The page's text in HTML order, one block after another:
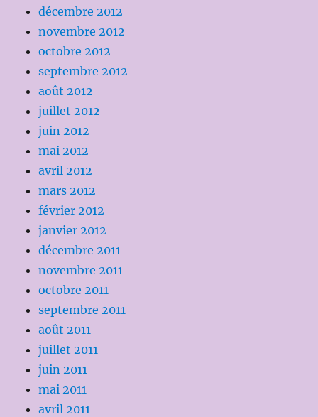
décembre 2012
novembre 2012
octobre 2012
septembre 2012
août 2012
juillet 2012
juin 2012
mai 2012
avril 2012
mars 2012
février 2012
janvier 2012
décembre 2011
novembre 2011
octobre 2011
septembre 2011
août 2011
juillet 2011
juin 2011
mai 2011
avril 2011